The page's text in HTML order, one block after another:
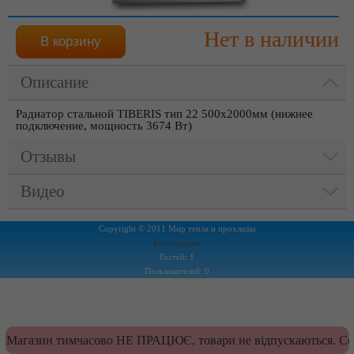
Нет в наличии
Описание
Радиатор стальной TIBERIS тип 22 500х2000мм (нижнее
подключение, мощность 3674 Вт)
Отзывы
Видео
Copyright © 2011 Мир тепла и прохлады
Регистрация
Гостей: 1
Пользователей: 0
Магазин тимчасово НЕ ПРАЦЮЄ, товари не відпускаються.